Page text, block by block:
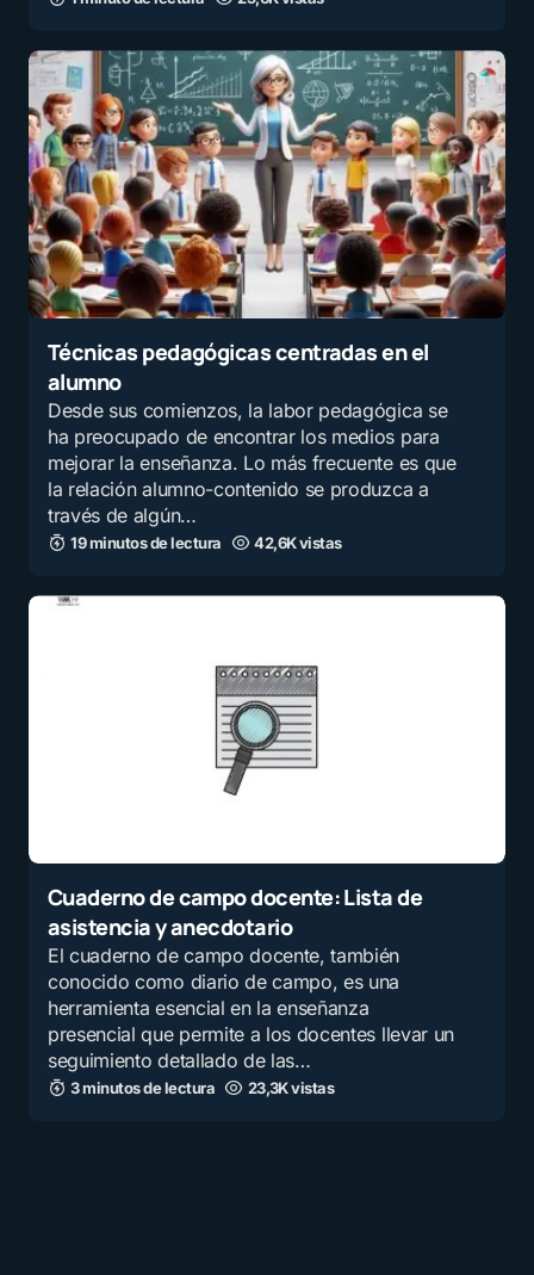
Técnicas pedagógicas centradas en el
alumno
Desde sus comienzos, la labor pedagógica se
ha preocupado de encontrar los medios para
mejorar la enseñanza. Lo más frecuente es que
la relación alumno-contenido se produzca a
través de algún…
19 minutos de lectura 42,6K vistas
Cuaderno de campo docente: Lista de
asistencia y anecdotario
El cuaderno de campo docente, también
conocido como diario de campo, es una
herramienta esencial en la enseñanza
presencial que permite a los docentes llevar un
seguimiento detallado de las…
3 minutos de lectura 23,3K vistas